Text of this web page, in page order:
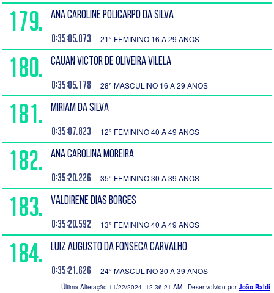
179. ANA CAROLINE POLICARPO DA SILVA
0:35:05.073 21° FEMININO 16 A 29 ANOS
180. CAUAN VICTOR DE OLIVEIRA VILELA
0:35:05.178 28° MASCULINO 16 A 29 ANOS
181. MIRIAM DA SILVA
0:35:07.823 12° FEMININO 40 A 49 ANOS
182. ANA CAROLINA MOREIRA
0:35:20.226 35° FEMININO 30 A 39 ANOS
183. VALDIRENE DIAS BORGES
0:35:20.592 13° FEMININO 40 A 49 ANOS
184. LUIZ AUGUSTO DA FONSECA CARVALHO
0:35:21.626 24° MASCULINO 30 A 39 ANOS
Última Alteração 11/22/2024, 12:36:21 AM - Desenvolvido porJoão Raldi